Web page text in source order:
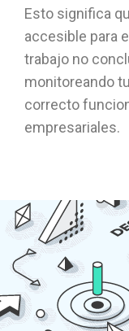
Esto significa
accesible para
trabajo no
monitoreando
correcto
empresariales.